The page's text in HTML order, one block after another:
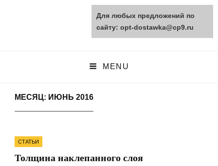
opt-dostawka.ru
MENU
МЕСЯЦ: ИЮНЬ 2016
Categories
СТАТЬИ
Толщина наклепанного слоя
Для любых предложений по
сайту: opt-dostawka@cp9.ru